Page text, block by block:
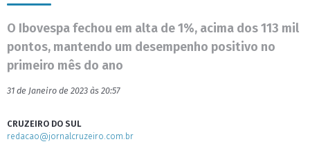
O Ibovespa fechou em alta de 1%, acima dos 113 mil
pontos, mantendo um desempenho positivo no
primeiro mês do ano
31 de Janeiro de 2023 às 20:57
CRUZEIRO DO SUL
redacao@jornalcruzeiro.com.br